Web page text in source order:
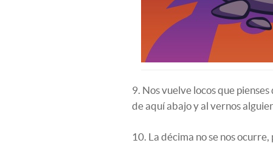
9. Nos vuelve locos que
de aquí abajo y al vernos
10. La décima no se nos